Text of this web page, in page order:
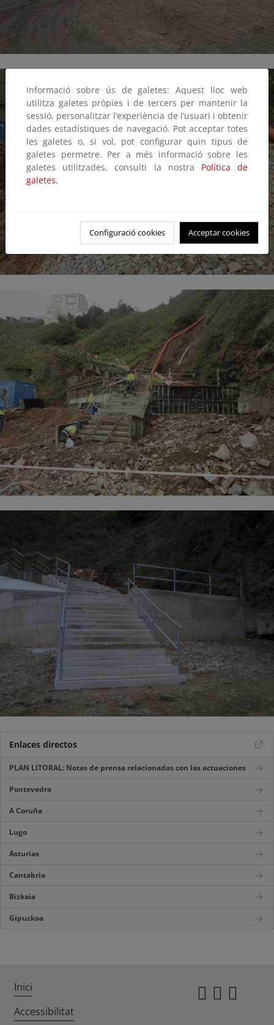
Enlaces directos
PLAN LITORAL: Notas de prensa relacionadas con las actuaciones
Pontevedra
A Coruña
Lugo
Asturias
Cantabria
Bizkaia
Gipuzkoa
Informació sobre ús de galetes: Aquest lloc web
utilitza galetes pròpies i de tercers per mantenir la
sessió, personalitzar l’experiència de l’usuari i obtenir
dades estadístiques de navegació. Pot acceptar totes
les galetes o, si vol, pot configurar quin tipus de
galetes permetre. Per a més informació sobre les
galetes utilitzades, consulti la nostra Política de
galetes.
Configuració cookies Acceptar cookies
Inici
Accessibilitat